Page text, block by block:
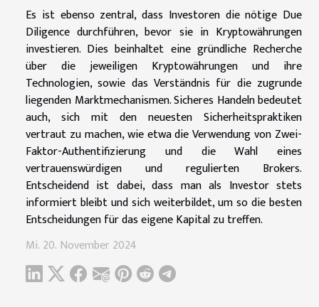
Es ist ebenso zentral, dass Investoren die nötige Due
Diligence durchführen, bevor sie in Kryptowährungen
investieren. Dies beinhaltet eine gründliche Recherche
über die jeweiligen Kryptowährungen und ihre
Technologien, sowie das Verständnis für die zugrunde
liegenden Marktmechanismen. Sicheres Handeln bedeutet
auch, sich mit den neuesten Sicherheitspraktiken
vertraut zu machen, wie etwa die Verwendung von Zwei-
Faktor-Authentifizierung und die Wahl eines
vertrauenswürdigen und regulierten Brokers.
Entscheidend ist dabei, dass man als Investor stets
informiert bleibt und sich weiterbildet, um so die besten
Entscheidungen für das eigene Kapital zu treffen.
Mi. 20. November 2024